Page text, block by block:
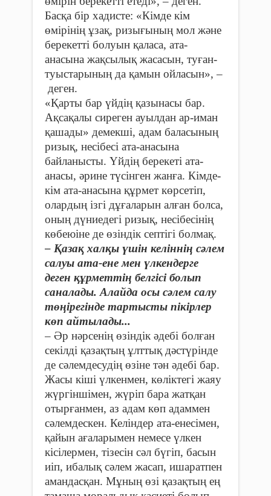
Басқа бір хадисте: «Кімде кім
өмірінің ұзақ, ризығының мол және
берекетті болуын қаласа, ата-
анасына жақсылық жасасын, туған-
туыстарының да қамын ойласын», –
деген.
«Қарты бар үйдің қазынасы бар.
Ақсақалы сиреген ауылдан ар-иман
қашады» демекші, адам баласының
ризық, несібесі ата-анасына
байланысты. Үйдің берекеті ата-
анасы, әрине түсінген жанға. Кімде-
кім ата-анасына құрмет көрсетіп,
олардың ізгі дұғаларын алған болса,
оның дүниедегі ризық, несібесінің
көбеюіне де өзіндік септігі болмақ.
– Қазақ халқы үшін келіннің сәлем
салуы ата-ене мен үлкендерге
деген құрметтің белгісі болып
саналады. Алайда осы сәлем салу
төңірегінде тартысты пікірлер
көп айтылады...
– Әр нәрсенің өзіндік әдебі болған
секілді қазақтың ұлттық дәстүрінде
де сәлемдесудің өзіне тән әдебі бар.
Жасы кіші үлкенмен, көліктегі жаяу
жүргіншімен, жүріп бара жатқан
отырғанмен, аз адам көп адаммен
сәлемдескен. Келіндер ата-енесімен,
қайын ағаларымен немесе үлкен
кісілермен, тізесін сәл бүгіп, басын
иіп, ибалық сәлем жасап, ишаратпен
амандасқан. Мұның өзі қазақтың ең